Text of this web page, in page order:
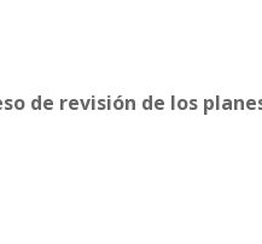
de revisión de los